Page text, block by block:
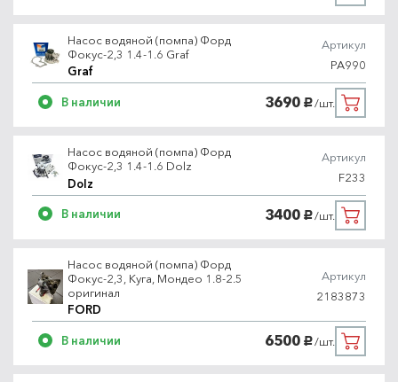
Насос водяной (помпа) Форд
Фокус-2,3 1.4-1.6 Graf
Graf
Артикул
PA990
В наличии 3690 руб./шт.
Насос водяной (помпа) Форд
Фокус-2,3 1.4-1.6 Dolz
Dolz
Артикул
F233
В наличии 3400 руб./шт.
Насос водяной (помпа) Форд
Фокус-2,3, Куга, Мондео 1.8-2.5
оригинал
FORD
Артикул
2183873
В наличии 6500 руб./шт.